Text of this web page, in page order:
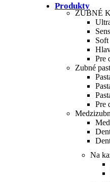
Produkty
ZUBNÉ
Soft
Pre
Zubné
Pre
Na